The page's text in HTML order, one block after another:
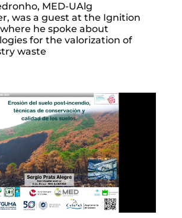
MED-UAlg
was a guest at the Ignition
he spoke about
for the valorization of
waste